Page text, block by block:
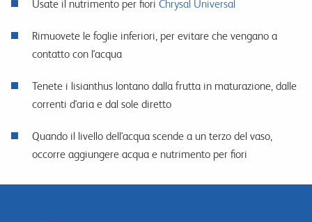
Usate il nutrimento per fiori Chrysal Universal
Rimuovete le foglie inferiori, per evitare che vengano a
contatto con l'acqua
Tenete i lisianthus lontano dalla frutta in maturazione, dalle
correnti d'aria e dal sole diretto
Quando il livello dell'acqua scende a un terzo del vaso,
occorre aggiungere acqua e nutrimento per fiori